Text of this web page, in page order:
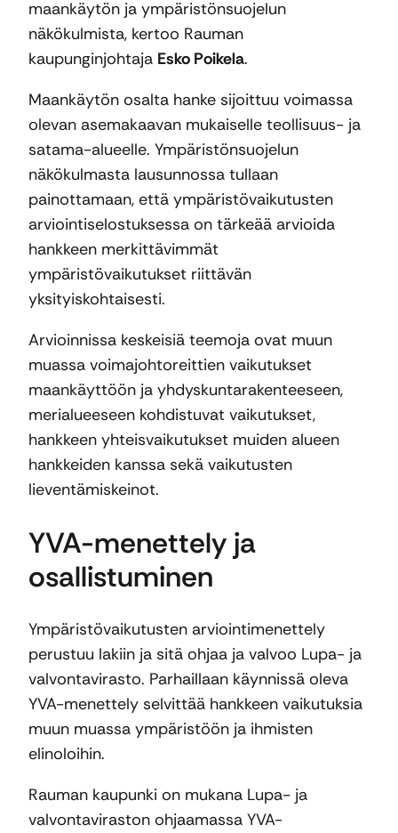
maankäytön ja ympäristönsuojelun
näkökulmista, kertoo Rauman
kaupunginjohtaja Esko Poikela.
Maankäytön osalta hanke sijoittuu voimassa
olevan asemakaavan mukaiselle teollisuus- ja
satama-alueelle. Ympäristönsuojelun
näkökulmasta lausunnossa tullaan
painottamaan, että ympäristövaikutusten
arviointiselostuksessa on tärkeää arvioida
hankkeen merkittävimmät
ympäristövaikutukset riittävän
yksityiskohtaisesti.
Arvioinnissa keskeisiä teemoja ovat muun
muassa voimajohtoreittien vaikutukset
maankäyttöön ja yhdyskuntarakenteeseen,
merialueeseen kohdistuvat vaikutukset,
hankkeen yhteisvaikutukset muiden alueen
hankkeiden kanssa sekä vaikutusten
lieventämiskeinot.
YVA-menettely ja
osallistuminen
Ympäristövaikutusten arviointimenettely
perustuu lakiin ja sitä ohjaa ja valvoo Lupa- ja
valvontavirasto. Parhaillaan käynnissä oleva
YVA-menettely selvittää hankkeen vaikutuksia
muun muassa ympäristöön ja ihmisten
elinoloihin.
Rauman kaupunki on mukana Lupa- ja
valvontaviraston ohjaamassa YVA-